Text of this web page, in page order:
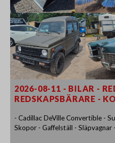
2026-08-11 - BILAR -
REDSKAPSBÄRARE -
- Cadillac DeVille Convertible -
Skopor - Gaffelställ - Släpvagnar -